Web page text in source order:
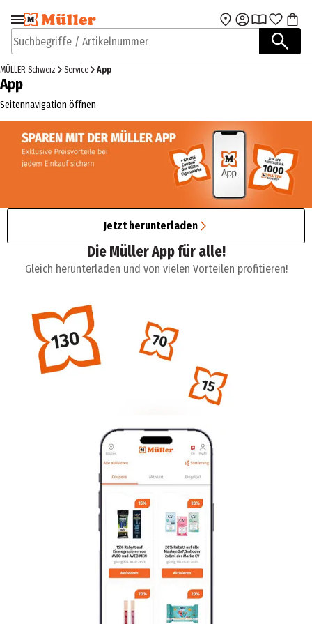
Zur Navigation
springen
Zum Hauptinhalt
Suchbegriffe / Artikelnummer
MÜLLER Schweiz Service App
App
Seitennavigation öffnen
Jetzt herunterladen
Die Müller App für alle!
Gleich herunterladen und von vielen Vorteilen profitieren!